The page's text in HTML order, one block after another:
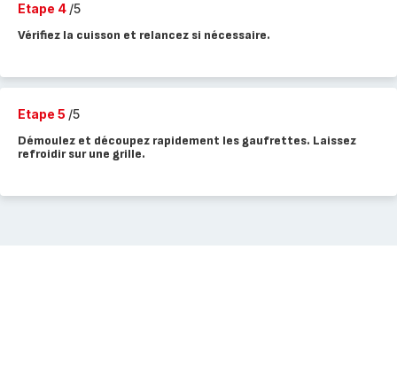
Etape 4 /5
Vérifiez la cuisson et relancez si nécessaire.
Etape 5 /5
Démoulez et découpez rapidement les gaufrettes. Laissez
refroidir sur une grille.